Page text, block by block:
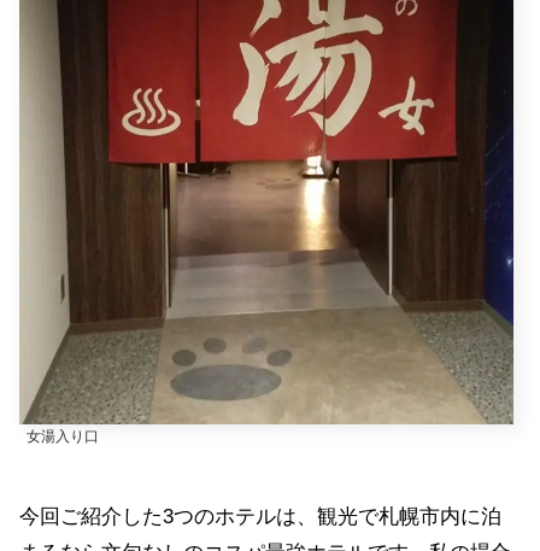
女湯入り口
今回ご紹介した3つのホテルは、観光で札幌市内に泊